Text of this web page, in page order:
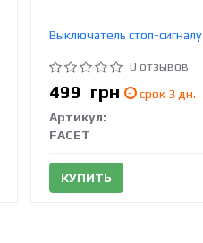
Выключатель стоп-сигналу
0 отзывов
499 грн
срок 3 дн.
Артикул:
FACET
КУПИТЬ